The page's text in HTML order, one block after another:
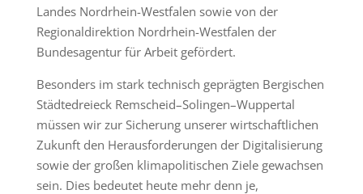
Landes Nordrhein-Westfalen sowie von der
Regionaldirektion Nordrhein-Westfalen der
Bundesagentur für Arbeit gefördert.
Besonders im stark technisch geprägten Bergischen
Städtedreieck Remscheid–Solingen–Wuppertal
müssen wir zur Sicherung unserer wirtschaftlichen
Zukunft den Herausforderungen der Digitalisierung
sowie der großen klimapolitischen Ziele gewachsen
sein. Dies bedeutet heute mehr denn je,